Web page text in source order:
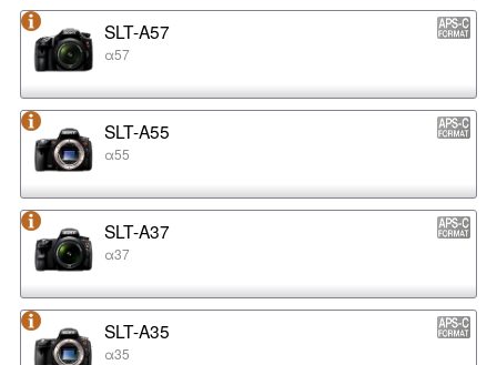
SLT-A57
α57
SLT-A55
α55
SLT-A37
α37
SLT-A35
α35